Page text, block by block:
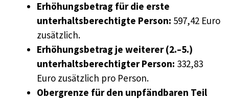
Erhöhungsbetrag für die erste
unterhaltsberechtigte Person: 597,42 Euro
zusätzlich.
Erhöhungsbetrag je weiterer (2.–5.)
unterhaltsberechtigter Person: 332,83
Euro zusätzlich pro Person.
Obergrenze für den unpfändbaren Teil